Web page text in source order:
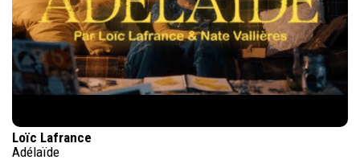
Loïc Lafrance
Adélaïde